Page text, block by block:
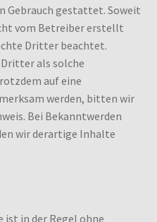
Gebrauch gestattet. Soweit
vom Betreiber erstellt
Dritter beachtet.
als solche
auf eine
werden, bitten wir
Bei Bekanntwerden
wir derartige Inhalte
ist in der Regel ohne